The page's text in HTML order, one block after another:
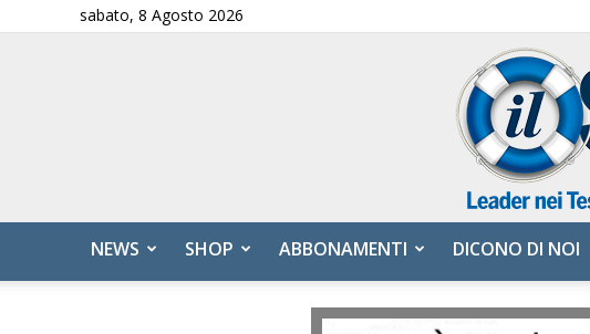
sabato, 8 Agosto 2026
NEWS SHOP ABBONAMENTI DICONO DI NOI